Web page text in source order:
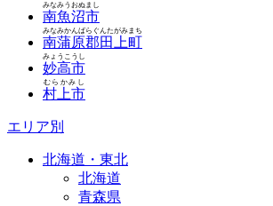
南魚沼市
みなみうおぬまし
南蒲原郡田上町
みなみかんばらぐんたがみまち
妙高市
みょうこうし
村上市
むらかみし
エリア別
北海道・東北
北海道
青森県